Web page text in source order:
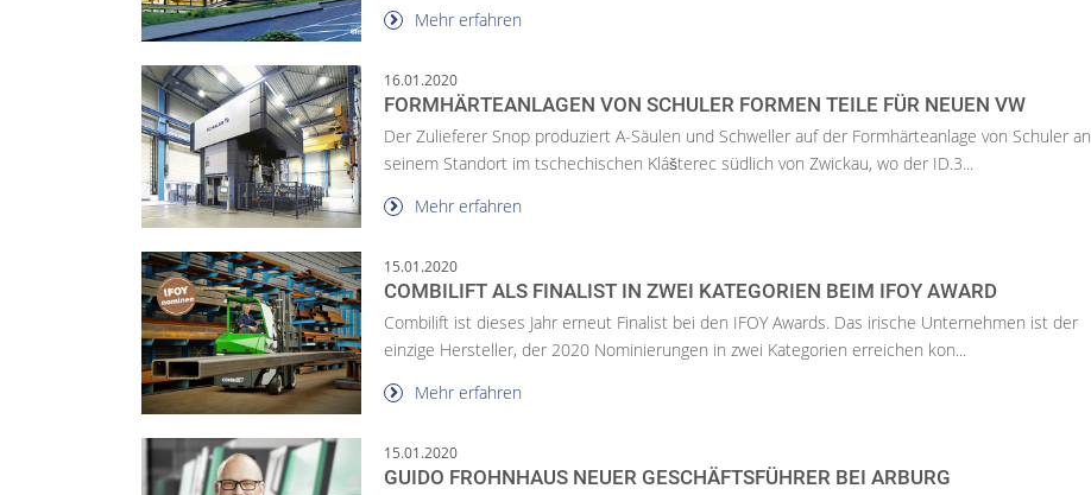
Mehr erfahren
16.01.2020
FORMHÄRTEANLAGEN VON SCHULER FORMEN TEILE FÜR NEUEN VW
Der Zulieferer Snop produziert A-Säulen und Schweller auf der Formhärteanlage von Schuler an
seinem Standort im tschechischen Klášterec südlich von Zwickau, wo der ID.3...
Mehr erfahren
15.01.2020
COMBILIFT ALS FINALIST IN ZWEI KATEGORIEN BEIM IFOY AWARD
Combilift ist dieses Jahr erneut Finalist bei den IFOY Awards. Das irische Unternehmen ist der
einzige Hersteller, der 2020 Nominierungen in zwei Kategorien erreichen kon...
Mehr erfahren
15.01.2020
GUIDO FROHNHAUS NEUER GESCHÄFTSFÜHRER BEI ARBURG